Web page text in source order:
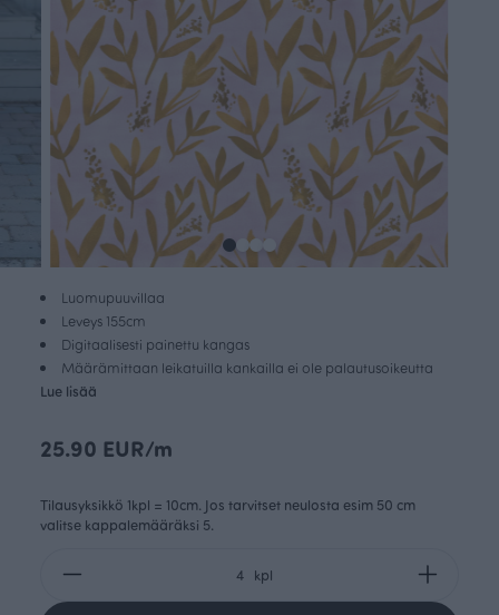
Luomupuuvillaa
Leveys 155cm
Digitaalisesti painettu kangas
Määrämittaan leikatuilla kankailla ei ole palautusoikeutta
Lue lisää
25.90 EUR/m
Tilausyksikkö 1kpl = 10cm. Jos tarvitset neulosta esim 50 cm
valitse kappalemääräksi 5.
kpl